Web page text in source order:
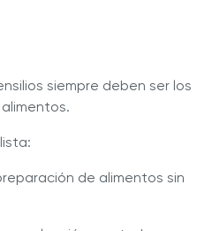
siempre deben ser los
de alimentos sin